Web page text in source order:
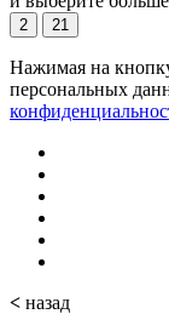
2 21
Нажимая на
персональных
< назад